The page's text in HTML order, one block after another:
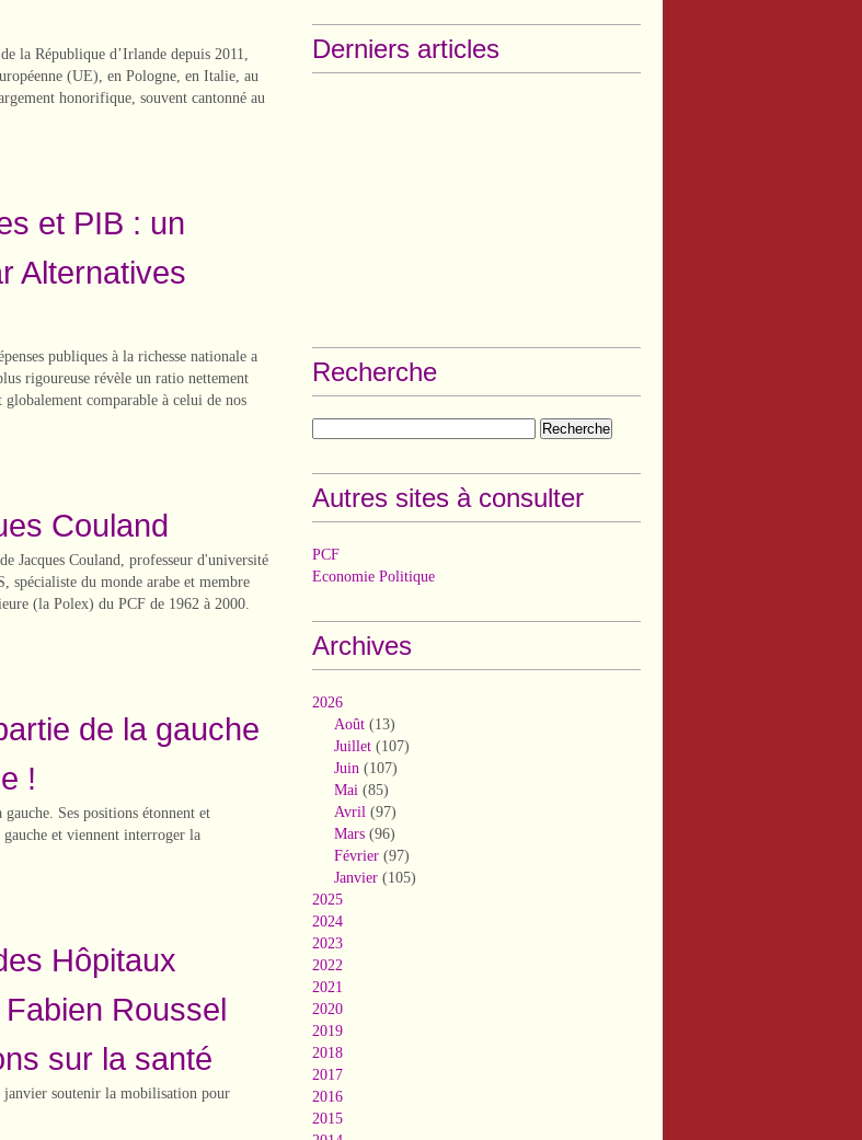
la République d’Irlande depuis 2011,
(UE), en Pologne, en Italie, au
honorifique, souvent cantonné au
et PIB : un
Alternatives
publiques à la richesse nationale a
rigoureuse révèle un ratio nettement
comparable à celui de nos
Couland
Jacques Couland, professeur d'université
spécialiste du monde arabe et membre
(la Polex) du PCF de 1962 à 2000.
de la gauche
!
Ses positions étonnent et
et viennent interroger la
Hôpitaux
Roussel
sur la santé
janvier soutenir la mobilisation pour
Derniers articles
Recherche
Autres sites à consulter
PCF
Economie Politique
Archives
2026
Août (13)
Juillet (107)
Juin (107)
Mai (85)
Avril (97)
Mars (96)
Février (97)
Janvier (105)
2025
2024
2023
2022
2021
2020
2019
2018
2017
2016
2015